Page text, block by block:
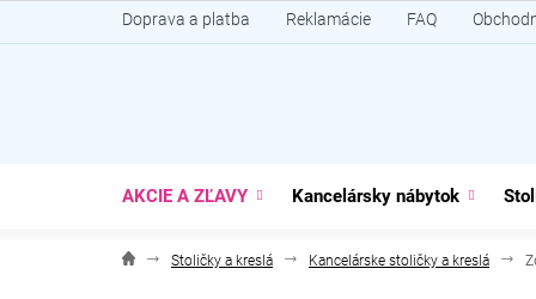
na
Doprava a platba Reklamácie FAQ
AKCIE A ZĽAVY Kancelársky nábytok
Stoličky a kreslá Kancelárske stoličky a kreslá